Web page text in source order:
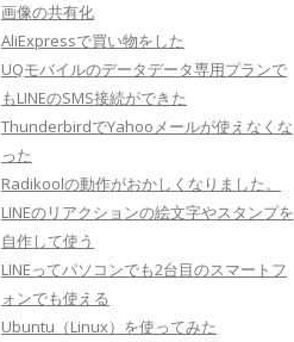
画像の共有化
AliExpressで買い物をした
UQモバイルのデータデータ専用プランで
もLINEのSMS接続ができた
ThunderbirdでYahooメールが使えなくな
った
Radikoolの動作がおかしくなりました。
LINEのリアクションの絵文字やスタンプを
自作して使う
LINEってパソコンでも2台目のスマートフ
ォンでも使える
Ubuntu（Linux）を使ってみた